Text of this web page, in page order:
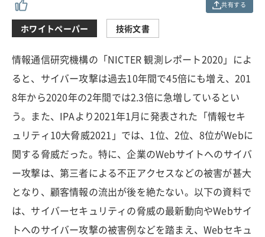
共有する
ホワイトペーパー 技術文書
情報通信研究機構の「NICTER 観測レポート2020」によ
ると、サイバー攻撃は過去10年間で45倍にも増え、201
8年から2020年の2年間では2.3倍に急増しているとい
う。また、IPAより2021年1月に発表された「情報セキ
ュリティ10大脅威2021」では、1位、2位、8位がWebに
関する脅威だった。特に、企業のWebサイトへのサイバ
ー攻撃は、第三者による不正アクセスなどの被害が甚大
となり、顧客情報の流出が後を絶たない。以下の資料で
は、サイバーセキュリティの脅威の最新動向やWebサイ
トへのサイバー攻撃の被害例などを踏まえ、Webセキュ